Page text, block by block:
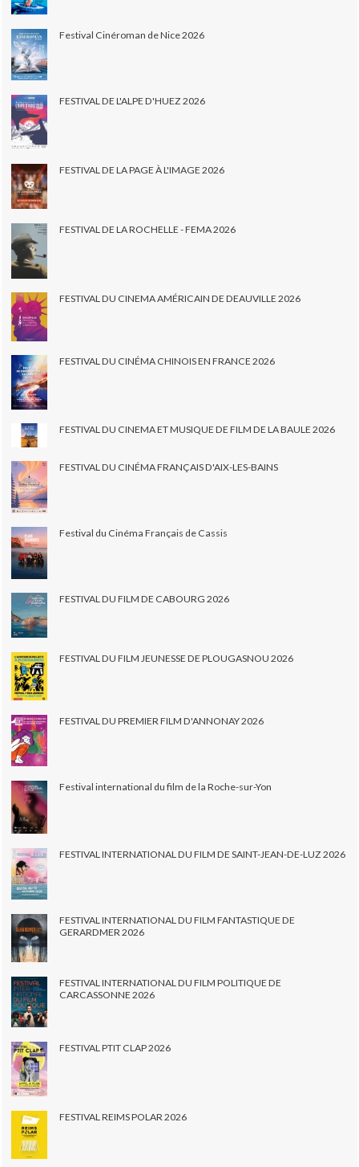
Festival Cinéroman de Nice 2026
FESTIVAL DE L'ALPE D'HUEZ 2026
FESTIVAL DE LA PAGE À L'IMAGE 2026
FESTIVAL DE LA ROCHELLE - FEMA 2026
FESTIVAL DU CINEMA AMÉRICAIN DE DEAUVILLE 2026
FESTIVAL DU CINÉMA CHINOIS EN FRANCE 2026
FESTIVAL DU CINEMA ET MUSIQUE DE FILM DE LA BAULE 2026
FESTIVAL DU CINÉMA FRANÇAIS D'AIX-LES-BAINS
Festival du Cinéma Français de Cassis
FESTIVAL DU FILM DE CABOURG 2026
FESTIVAL DU FILM JEUNESSE DE PLOUGASNOU 2026
FESTIVAL DU PREMIER FILM D'ANNONAY 2026
Festival international du film de la Roche-sur-Yon
FESTIVAL INTERNATIONAL DU FILM DE SAINT-JEAN-DE-LUZ 2026
FESTIVAL INTERNATIONAL DU FILM FANTASTIQUE DE
GERARDMER 2026
FESTIVAL INTERNATIONAL DU FILM POLITIQUE DE
CARCASSONNE 2026
FESTIVAL PTIT CLAP 2026
FESTIVAL REIMS POLAR 2026